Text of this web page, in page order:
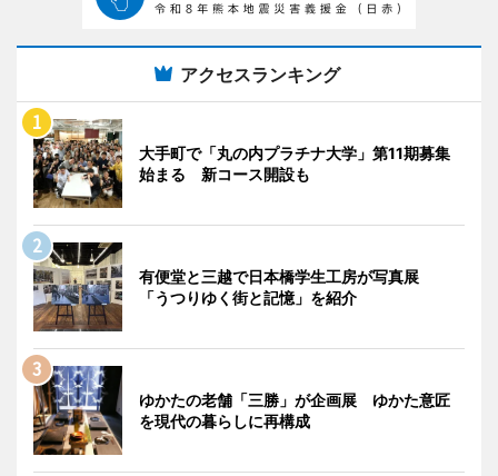
アクセスランキング
大手町で「丸の内プラチナ大学」第11期募集
始まる 新コース開設も
有便堂と三越で日本橋学生工房が写真展
「うつりゆく街と記憶」を紹介
ゆかたの老舗「三勝」が企画展 ゆかた意匠
を現代の暮らしに再構成